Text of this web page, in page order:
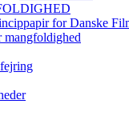
for Danske
mangfoldighed